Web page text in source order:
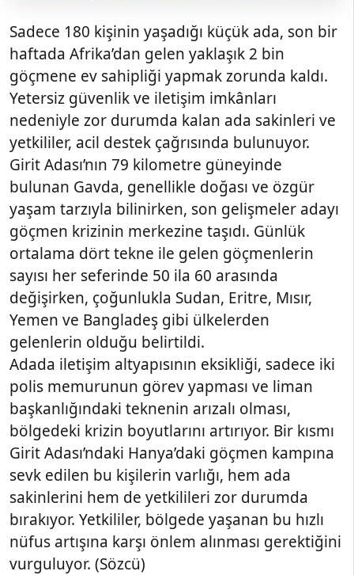
Sadece 180 kişinin yaşadığı küçük ada, son bir
haftada Afrika’dan gelen yaklaşık 2 bin
göçmene ev sahipliği yapmak zorunda kaldı.
Yetersiz güvenlik ve iletişim imkânları
nedeniyle zor durumda kalan ada sakinleri ve
yetkililer, acil destek çağrısında bulunuyor.
Girit Adası’nın 79 kilometre güneyinde
bulunan Gavda, genellikle doğası ve özgür
yaşam tarzıyla bilinirken, son gelişmeler adayı
göçmen krizinin merkezine taşıdı. Günlük
ortalama dört tekne ile gelen göçmenlerin
sayısı her seferinde 50 ila 60 arasında
değişirken, çoğunlukla Sudan, Eritre, Mısır,
Yemen ve Bangladeş gibi ülkelerden
gelenlerin olduğu belirtildi.
Adada iletişim altyapısının eksikliği, sadece iki
polis memurunun görev yapması ve liman
başkanlığındaki teknenin arızalı olması,
bölgedeki krizin boyutlarını artırıyor. Bir kısmı
Girit Adası’ndaki Hanya’daki göçmen kampına
sevk edilen bu kişilerin varlığı, hem ada
sakinlerini hem de yetkilileri zor durumda
bırakıyor. Yetkililer, bölgede yaşanan bu hızlı
nüfus artışına karşı önlem alınması gerektiğini
vurguluyor. (Sözcü)